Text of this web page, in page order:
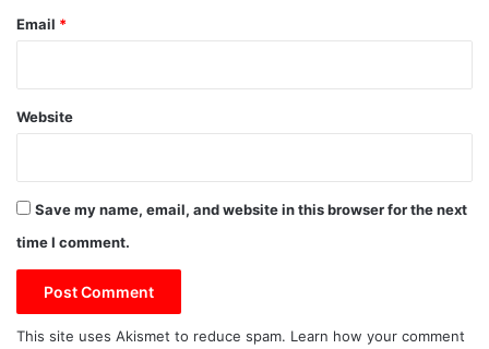
Email *
Website
Save my name, email, and website in this browser for the next
time I comment.
This site uses Akismet to reduce spam. Learn how your comment